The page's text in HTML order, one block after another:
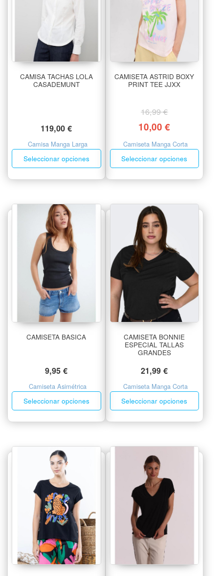
CAMISA TACHAS LOLA
CASADEMUNT
119,00€
Camisa Manga Larga
Seleccionar opciones
CAMISETA ASTRID BOXY
PRINT TEE JJXX
16,99€
10,00€
Camiseta Manga Corta
Seleccionar opciones
CAMISETA BASICA
9,95€
Camiseta Asimétrica
Seleccionar opciones
CAMISETA BONNIE
ESPECIAL TALLAS
GRANDES
21,99€
Camiseta Manga Corta
Seleccionar opciones